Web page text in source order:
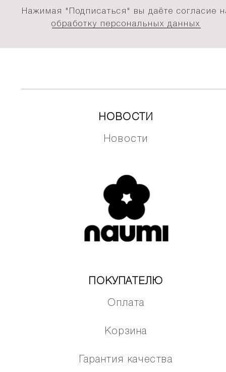
Нажимая "Подписаться" вы даёте согласие
обработку персональных данных
НОВОСТИ
Новости
ПОКУПАТЕЛЮ
Оплата
Корзина
Гарантия качества